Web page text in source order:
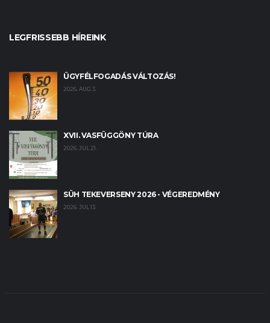
LEGFRISSEBB HÍREINK
ÜGYFÉLFOGADÁS VÁLTOZÁS!
2026. AUG 3.
XVII. VASFÜGGÖNY TÚRA
2026. JUL 21.
SÜH TEKEVERSENY 2026 - VÉGEREDMÉNY
2026. JUL 13.